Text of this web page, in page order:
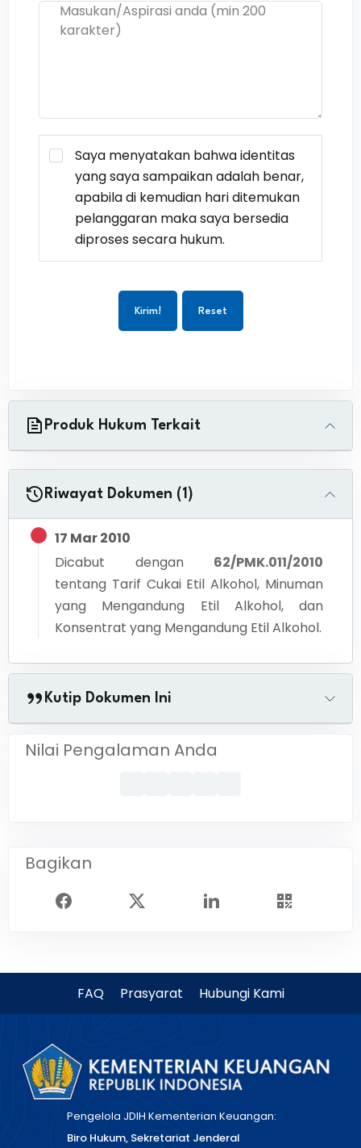
Saya menyatakan bahwa identitas
yang saya sampaikan adalah benar,
apabila di kemudian hari ditemukan
pelanggaran maka saya bersedia
diproses secara hukum.
Kirim! Reset
Produk Hukum Terkait
Riwayat Dokumen (1)
17 Mar 2010
Dicabut dengan
62/PMK.011/2010
tentang Tarif Cukai Etil Alkohol, Minuman
yang Mengandung Etil Alkohol, dan
Konsentrat yang Mengandung Etil Alkohol.
Kutip Dokumen Ini
Nilai Pengalaman Anda
Bagikan
FAQ Prasyarat Hubungi Kami
Pengelola JDIH Kementerian Keuangan:
Biro Hukum, Sekretariat Jenderal